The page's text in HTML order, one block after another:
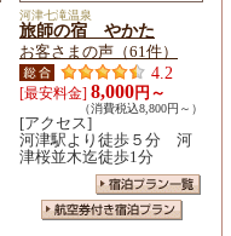
河津七滝温泉
旅師の宿 やかた
お客さまの声（61件）
4.2
[最安料金] 8,000円～
（消費税込8,800円～）
[アクセス]
河津駅より徒歩５分 河
津桜並木迄徒歩1分